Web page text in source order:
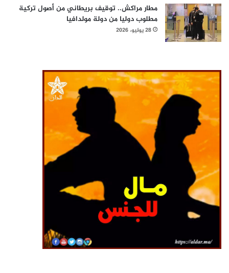
مطار مراكش.. توقيف بريطاني من أصول تركية
مطلوب دوليا من دولة مولدافيا
28 يوليو، 2026